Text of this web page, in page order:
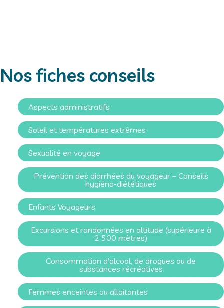
Nos fiches conseils
Aspects administratifs
Soleil et températures extrêmes
Sexualité en voyage
Prévention des diarrhées du voyageur – Conseils
hygiéno-diététiques
Enfants Voyageurs
Excursions et randonnées en altitude (supérieure à
2 500 mètres)
Consommation d’alcool, de drogues ou de
substances récréatives
Femmes enceintes ou allaitantes